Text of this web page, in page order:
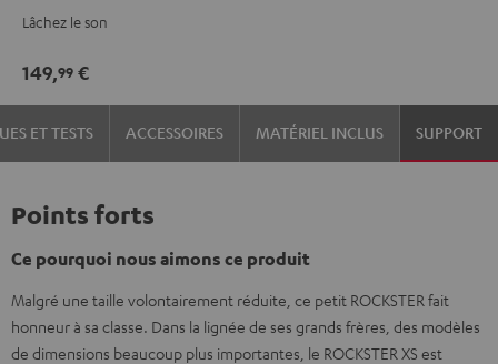
Lâchez le son
149,99 €
ET TESTS ACCESSOIRES MATÉRIEL INCLUS SUPPORT
Points forts
Ce pourquoi nous aimons ce produit
Malgré une taille volontairement réduite, ce petit ROCKSTER fait
honneur à sa classe. Dans la lignée de ses grands frères, des modèles
de dimensions beaucoup plus importantes, le ROCKSTER XS est